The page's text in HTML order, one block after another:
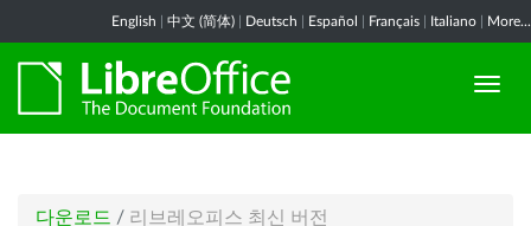
English 中文 (简体) Deutsch Español Français Italiano More...
다운로드 / 리브레오피스 최신 버전